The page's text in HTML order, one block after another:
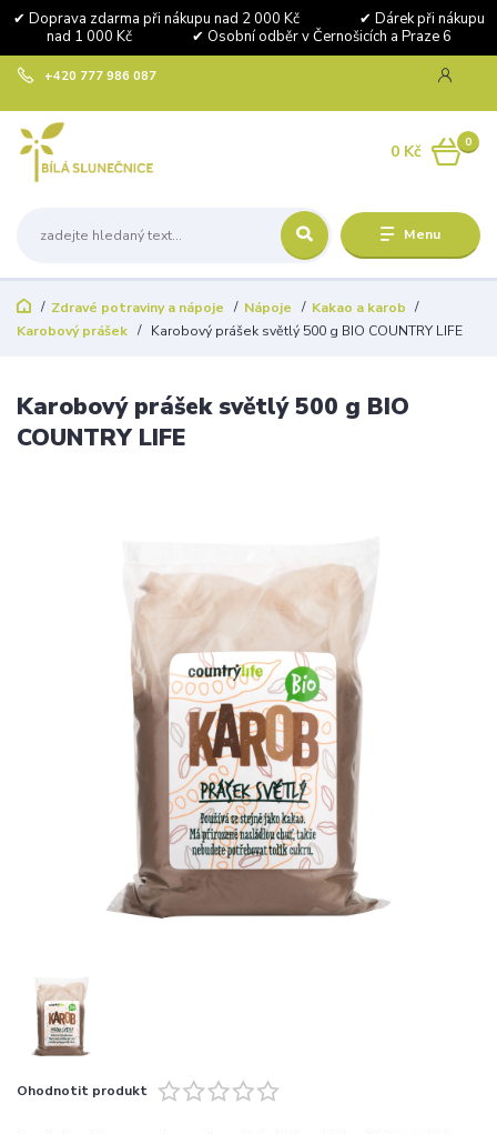
✔ Doprava zdarma při nákupu nad 2 000 Kč ✔ Dárek při nákupu
nad 1 000 Kč ✔ Osobní odběr v Černošicích a Praze 6
Menu
+420 777 986 087
0
0 Kč
Zdravé potraviny a nápoje Nápoje
Kakao a karob
Karobový prášek
Karobový prášek světlý 500 g BIO COUNTRY LIFE
Karobový prášek světlý 500 g BIO
COUNTRY LIFE
Ohodnotit produkt